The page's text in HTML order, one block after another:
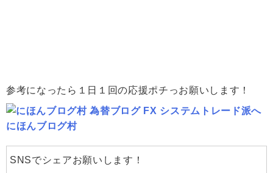
参考になったら１日１回の応援ポチっお願いします！
にほんブログ村
SNSでシェアお願いします！